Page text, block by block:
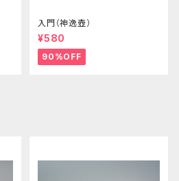
入門（神逸壺）
¥580
90%OFF